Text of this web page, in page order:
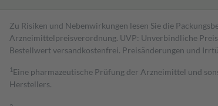
Zu Risiken und Nebenwirkungen lesen Sie die
Arzneimittelpreisverordnung. UVP: Unverbindliche
Bestell­wert versand­kosten­frei. Preisänderungen und
1 Eine pharmazeutische Prüfung der Arzneimittel und
Herstellers.